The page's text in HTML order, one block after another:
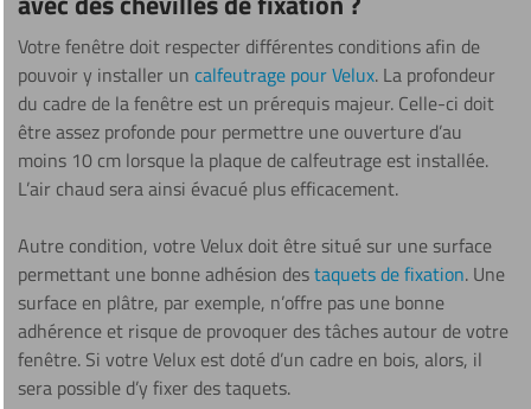
Votre fenêtre doit respecter différentes conditions afin de
pouvoir y installer un calfeutrage pour Velux. La profondeur
du cadre de la fenêtre est un prérequis majeur. Celle-ci doit
être assez profonde pour permettre une ouverture d’au
moins 10 cm lorsque la plaque de calfeutrage est installée.
L’air chaud sera ainsi évacué plus efficacement.
Autre condition, votre Velux doit être situé sur une surface
permettant une bonne adhésion destaquets de fixation. Une
surface en plâtre, par exemple, n’offre pas une bonne
adhérence et risque de provoquer des tâches autour de votre
fenêtre. Si votre Velux est doté d’un cadre en bois, alors, il
sera possible d’y fixer des taquets.